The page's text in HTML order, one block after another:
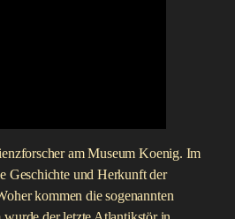
am Museum Koenig. Im
Geschichte und Herkunft der
kommen die sogenannten